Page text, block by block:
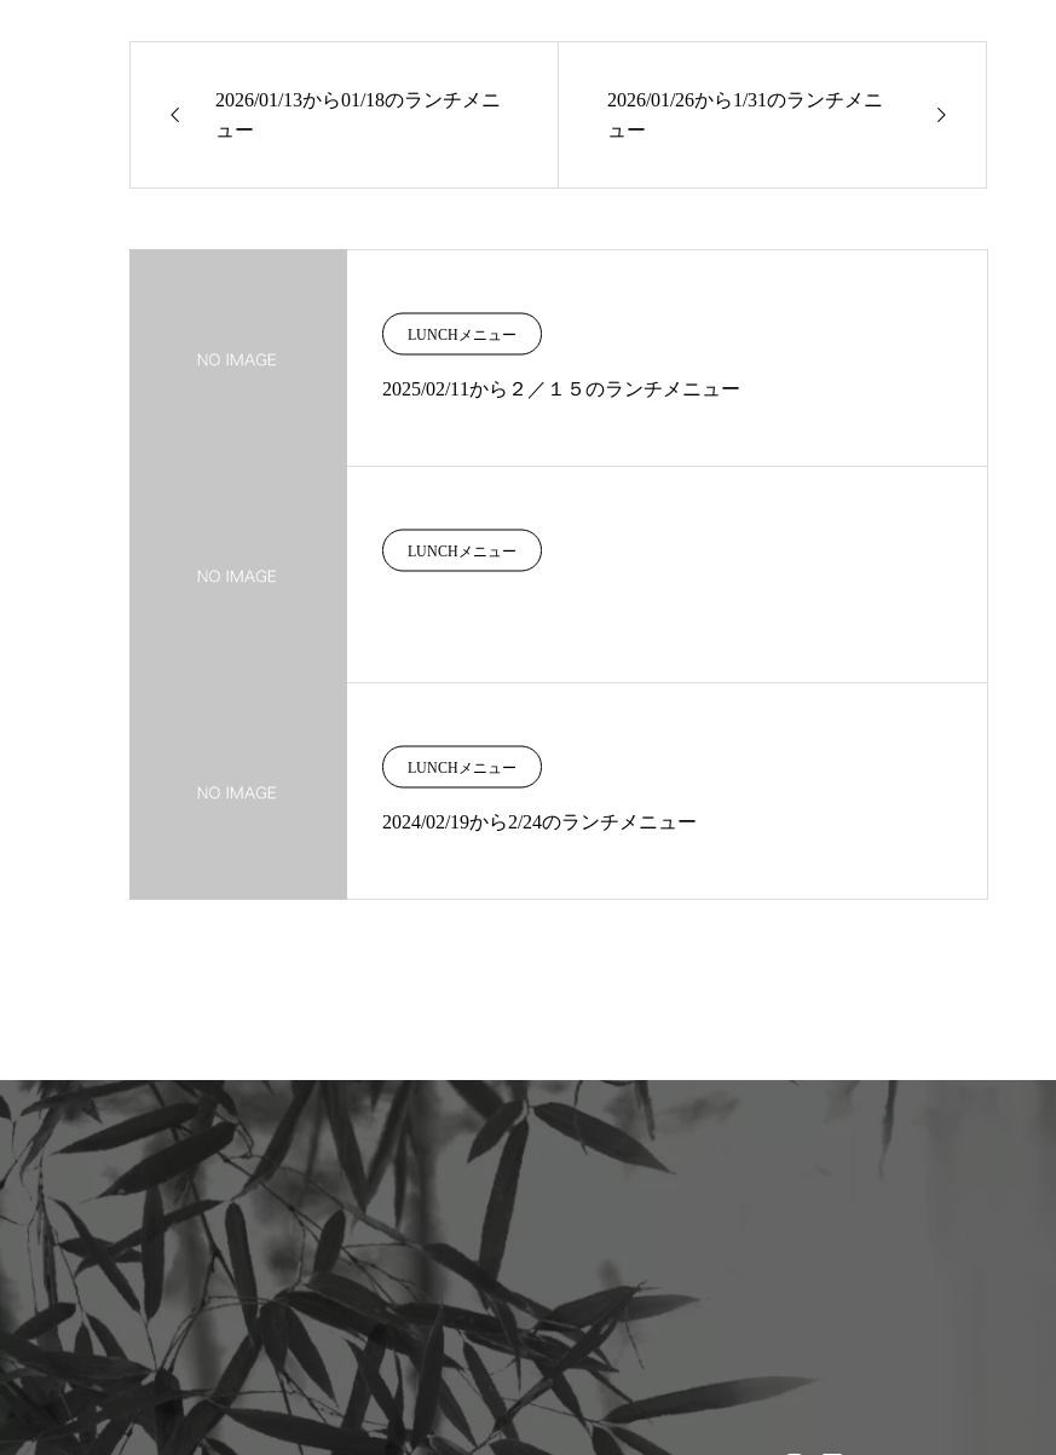
2026/01/13から01/18のランチメニ
ュー
2026/01/26から1/31のランチメニ
ュー
LUNCHメニュー
2025/02/11から２／１５のランチメニュー
LUNCHメニュー
LUNCHメニュー
2024/02/19から2/24のランチメニュー